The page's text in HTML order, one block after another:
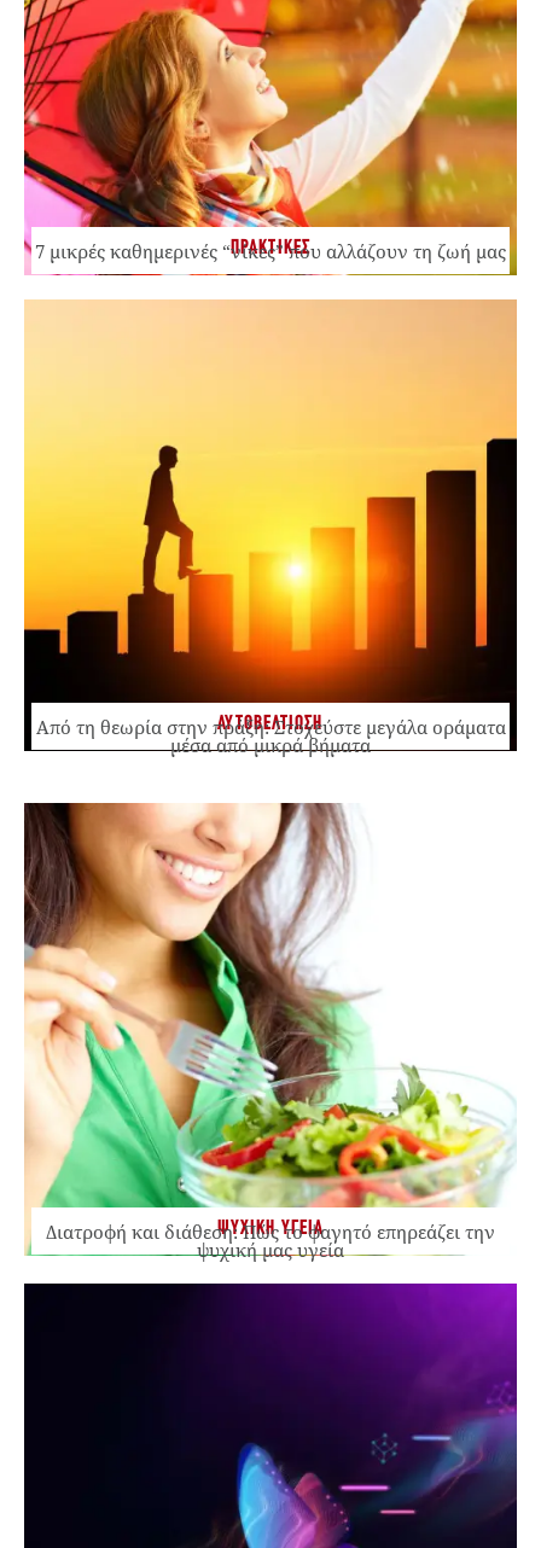
ΠΡΑΚΤΙΚΕΣ
7 μικρές καθημερινές “νίκες” που αλλάζουν τη ζωή μας
ΑΥΤΟΒΕΛΤΙΩΣΗ
Από τη θεωρία στην πράξη: Στοχεύστε μεγάλα οράματα
μέσα από μικρά βήματα
ΨΥΧΙΚΗ ΥΓΕΙΑ
Διατροφή και διάθεση: Πώς το φαγητό επηρεάζει την
ψυχική μας υγεία